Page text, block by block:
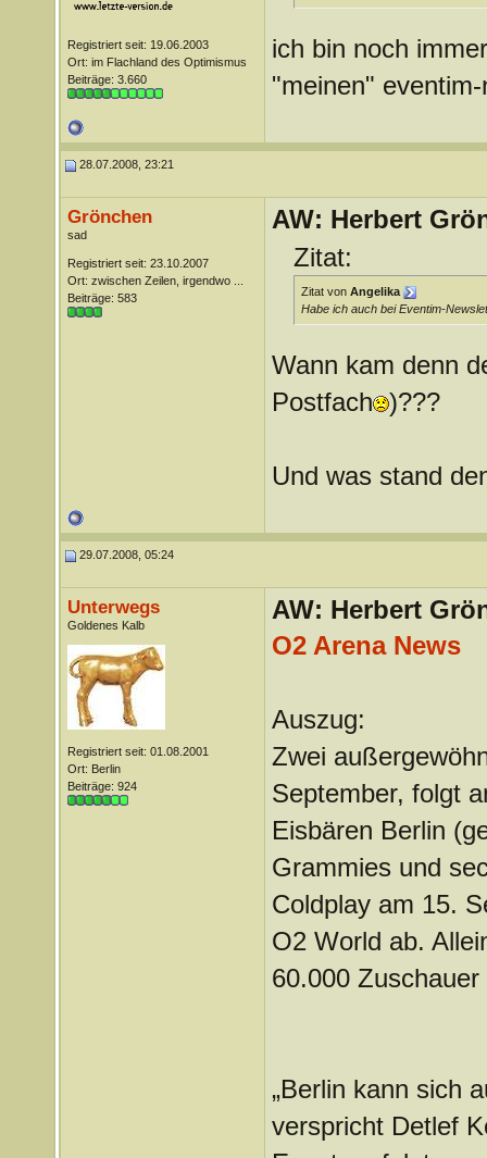
Registriert seit: 19.06.2003
Ort: im Flachland des Optimismus
Beiträge: 3.660
ich bin noch
"meinen"
28.07.2008, 23:21
Grönchen
sad
Registriert seit: 23.10.2007
Ort: zwischen Zeilen, irgendwo ...
Beiträge: 583
AW: Herbert
Zitat:
Zitat von Angelika
Habe ich auch bei Eventim-
Wann kam denn
Postfach )???
Und was stand
29.07.2008, 05:24
Unterwegs
Goldenes Kalb
Registriert seit: 01.08.2001
Ort: Berlin
Beiträge: 924
AW: Herbert
O2 Arena News
Auszug:
Zwei
September, folgt
Eisbären Berlin
Grammies und
Coldplay am 15.
O2 World ab.
60.000
„Berlin kann sich
verspricht Detlef